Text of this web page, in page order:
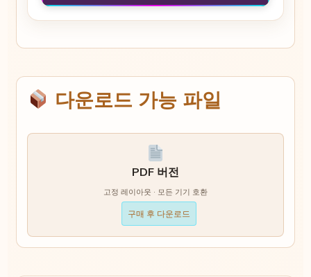
다운로드 가능 파일
PDF 버전
고정 레이아웃 · 모든 기기 호환
구매 후 다운로드